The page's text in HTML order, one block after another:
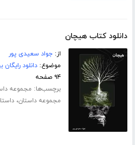
دانلود کتاب هیچان
از:جواد سعیدی پور
موضوع:دانلود
۹۴ صفحه
برچسب‌ها: مجموعه
مجموعه داستان،